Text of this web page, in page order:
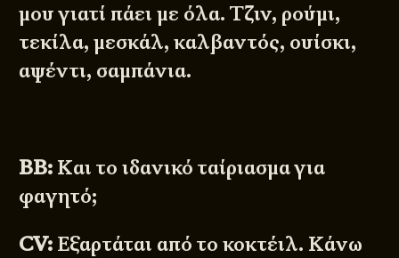
μου γιατί πάει με όλα. Τζιν, ρούμι,
τεκίλα, μεσκάλ, καλβαντός, ουίσκι,
αψέντι, σαμπάνια.
BB: Και το ιδανικό ταίριασμα για
φαγητό;
CV: Εξαρτάται από το κοκτέιλ. Κάνω